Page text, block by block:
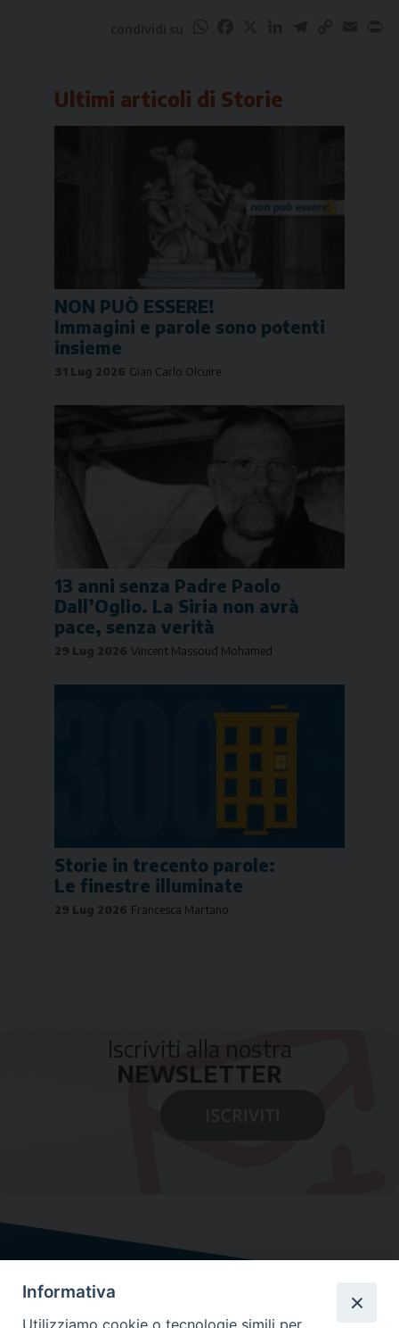
Ultimi articoli di Storie
NON PUÒ ESSERE!
Immagini e parole sono potenti
insieme
31 Lug 2026 Gian Carlo Olcuire
13 anni senza Padre Paolo
Dall’Oglio. La Siria non avrà
pace, senza verità
29 Lug 2026 Vincent Massoud Mohamed
Storie in trecento parole:
Le finestre illuminate
29 Lug 2026 Francesca Martano
Iscriviti alla nostra
NEWSLETTER
Informativa